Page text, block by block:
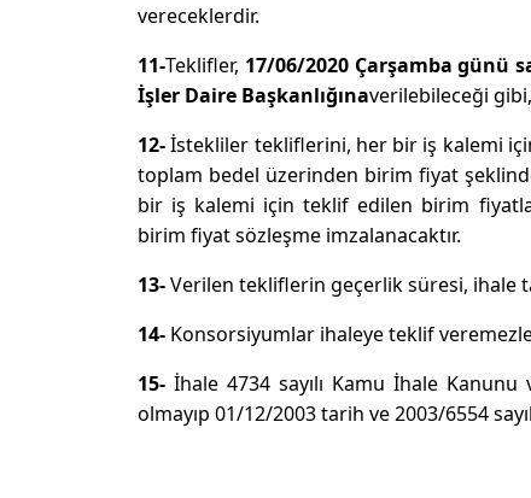
vereceklerdir.
11-Teklifler, 17/06/2020 Çarşamba günü
İşler Daire Başkanlığınaverilebileceği
12-İstekliler tekliflerini, her bir iş kalemi
toplam bedel üzerinden birim fiyat
bir iş kalemi için teklif edilen birim
birim fiyat sözleşme imzalanacaktır.
13-Verilen tekliflerin geçerlik süresi, ihale
14- Konsorsiyumlar ihaleye teklif
15- İhale 4734 sayılı Kamu İhale
olmayıp 01/12/2003 tarih ve 2003/6554